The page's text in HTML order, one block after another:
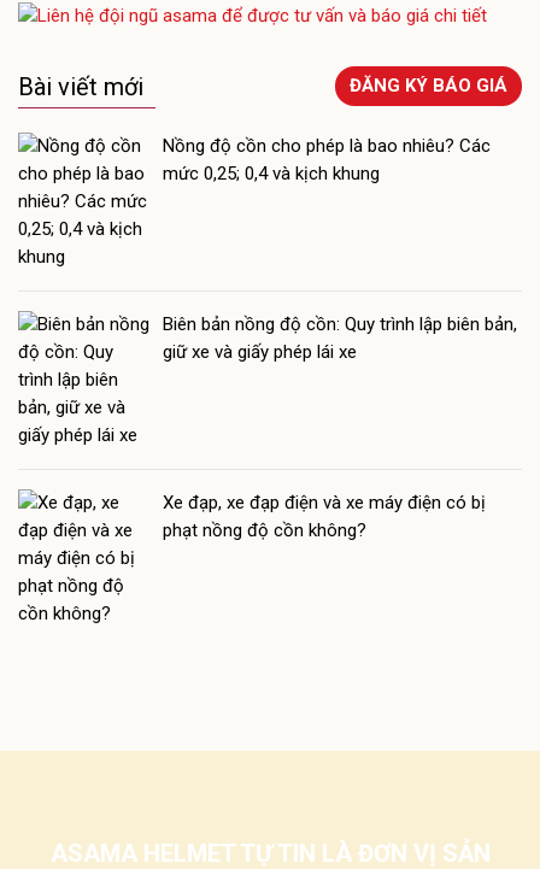
Bài viết mới ĐĂNG KÝ BÁO GIÁ
Nồng độ cồn cho phép là bao nhiêu? Các
mức 0,25; 0,4 và kịch khung
Biên bản nồng độ cồn: Quy trình lập biên bản,
giữ xe và giấy phép lái xe
Xe đạp, xe đạp điện và xe máy điện có bị
phạt nồng độ cồn không?
ASAMA HELMET TỰ TIN LÀ ĐƠN VỊ SẢN